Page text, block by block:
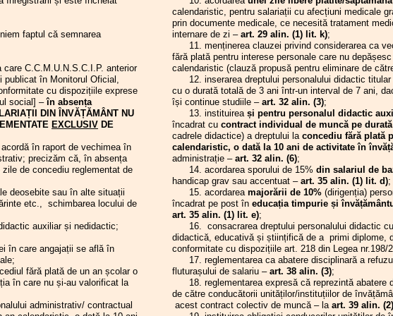
sta la masa unor negocieri false,
a Ministerului.
nu va diminua revolta legitimă a colegilor
substitui responsabilitatea reală pe
trebuie să o manifeste față de
poziția fermă a celor trei federații din
și anume aceea că parlamentarii
trebuie să opteze între două variante:
inițierea acestui pseudo-proiect al legii
sau să promoveze o lege sănătoasă, în
din învățământ să fie poziționați
importanței muncii depuse, așa cum a
lucrat la Ministerul Muncii împreună
Băncii Mondiale în anul 2024.
cere respect!
PREȘEDINTE,
HANCESCU Marius Ovidiu
Anton HADĂR
2026
Planul de școlarizare 2026-2027 sau
despre ratările politico-educaționale
Apel pentru completarea chestionarului
Chestionar Opinia dumneavoastră
Comisia de Dialog Social a județului
Hunedoara
Comunicat F.S.E. „SPIRU HARET” și
F.S.L.I. 04.12.2025
Sindicatele din învățământ pot
declanșa greva generală în condiții
legale ... și alte răspunsuri la probleme
Scrisoare deschisă
Comunicat F.S.E.
Punct de vedere al Federației
Sindicatelor din Educație „Spiru Haret”
Săptămâna Educației 2025 - Concursul
de manuscrise „Magister”
APEL PRIVIND BOICOTAREA
ÎNCEPERII CURSURILOR ANULUI
ȘCOLAR 2025-2026 în data de 8
Invitație și discuții la Cotroceni
Domnule Președinte, nu fiți părtaș la
distrugerea învățământului românesc!
Noul Contract colectiv de muncă... și o
21.04.2026
Ședința C.A. al I.S.J. Hunedoara
20.04.2026
Ședința C.A. al I.S.J. Hunedoara
16.04.2026
Ședința C.A. al I.S.J. Hunedoara
02.04.2026
Ședința C.A. al I.S.J. Hunedoara
25.03.2026
Conferința de alegeri C.A.R. (IFN)
S.I.P. Hunedoara - 2026
25.03.2026
Consiliul Liderilor S.I.P. Județul
Hunedoara - Biroul Executiv S.I.P.
Județul Hunedoara
23.03.2026
Ședința C.A. al I.S.J. Hunedoara
16.03.2026
Ședința C.A. al I.S.J. Hunedoara
13.03.2026
Conferința de alegeri a CAR (IFN)
Hunedoara Convocator
09.03.2026
Ședința C.A. al I.S.J. Hunedoara
04.03.2026
Ședința C.A. al I.S.J. Hunedoara
25.02.2026
Ne-am întors în stradă!
24.02.2026
Ședința C.A. al I.S.J. Hunedoara
17.02.2026
Consiliul Liderilor S.I.P. Județul
Hunedoara - Biroul Executiv S.I.P.
Județul Hunedoara
16.02.2026
Ședința C.A. al I.S.J. Hunedoara
02.02.2026
Ședința C.A. al I.S.J. Hunedoara
28.01.2026
Ședința C.A. al I.S.J. Hunedoara
27.01.2026
Colegiul Liderilor F.S.E. „Spiru
26.01.2026
Ședința C.A. al I.S.J. Hunedoara
23.01.2026
Ședința C.A. al I.S.J. Hunedoara
23.01.2026
Canalul de YouTube CNSLR-
faptul că semnarea
care C.C.M.U.N.S.C.I.P. anterior
în Monitorul Oficial,
cu dispozițiile exprese
social] –în absența
DIN ÎNVĂȚĂMÂNT NU
EXCLUSIV DE
în raport de vechimea în
precizăm că, în absența
de concediu reglementat de
deosebite sau în alte situații
etc., schimbarea locului de
auxiliar și nedidactic;
în care angajații se află în
fără plată de un an școlar o
în care nu și-au valorificat la
administrativ/ contractual
calendaristic, pentru salariații cu afecțiuni medicale
prin documente medicale, ce necesită tratament
internare de zi – art. 29 alin. (1) lit. k);
11. menținerea clauzei privind considerarea ca
fără plată pentru interese personale care nu depășesc
calendaristic (clauză propusă pentru eliminare de
12. inserarea dreptului personalului didactic titular
cu o durată totală de 3 ani într-un interval de 7 ani,
își continue studiile – art. 32 alin. (3);
13. instituirea și pentru personalul didactic
încadrat cu contract individual de muncă pe
cadrele didactice) a dreptului la concediu fără plată
calendaristic, o dată la 10 ani de activitate în
administrație – art. 32 alin. (6);
14. acordarea sporului de 15% din salariul de
handicap grav sau accentuat – art. 35 alin. (1) lit. d);
15. acordarea majorării de 10% (dirigenția)
încadrat pe post în educația timpurie și
art. 35 alin. (1) lit. e);
16. consacrarea dreptului personalului didactic
didactică, educativă și științifică de a primi diplome,
conformitate cu dispozițiile art. 218 din Legea nr.198/
17. reglementarea ca abatere disciplinară a
fluturașului de salariu – art. 38 alin. (3);
18. reglementarea expresă că reprezintă abatere
de către conducătorii unităților/instituțiilor de
acest contract colectiv de muncă – la art. 39 alin. (2)